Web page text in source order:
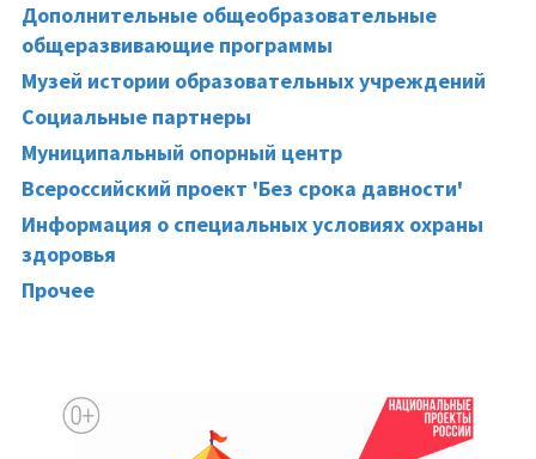
Дополнительные общеобразовательные
общеразвивающие программы
Музей истории образовательных учреждений
Социальные партнеры
Муниципальный опорный центр
Всероссийский проект 'Без срока давности'
Информация о специальных условиях охраны
здоровья
Прочее